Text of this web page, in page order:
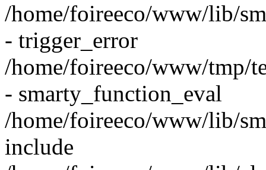
/home/foireeco/www/lib/
- trigger_error
/home/foireeco/www/tmp/
- smarty_function_eval
/home/foireeco/www/lib/
include